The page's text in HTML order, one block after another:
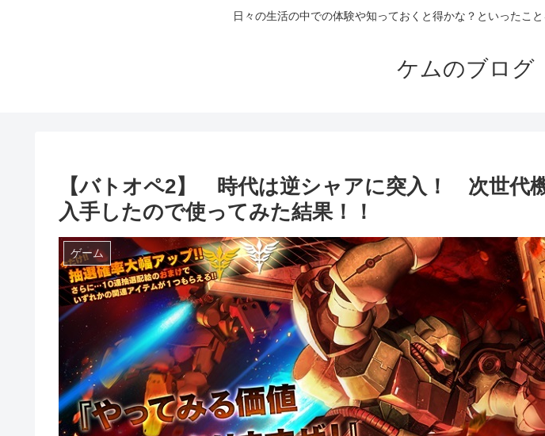
日々の生活の中での体験や知っておくと得かな？といったこ
ケムのブロ
【バトオペ2】 時代は逆シャアに突入！ 次世代
入手したので使ってみた結果！！
ゲーム